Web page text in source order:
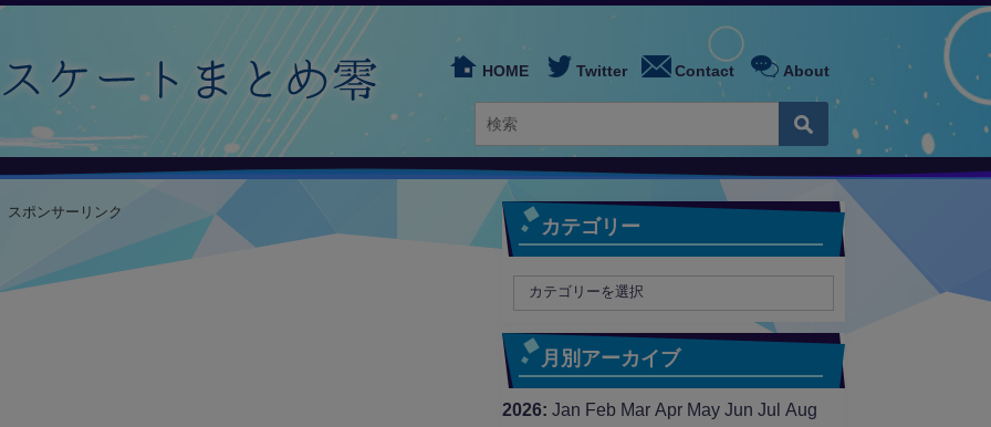
HOME Twitter Contact About
スポンサーリンク
カテゴリー
月別アーカイブ
2026: Jan Feb Mar Apr May Jun Jul
Aug